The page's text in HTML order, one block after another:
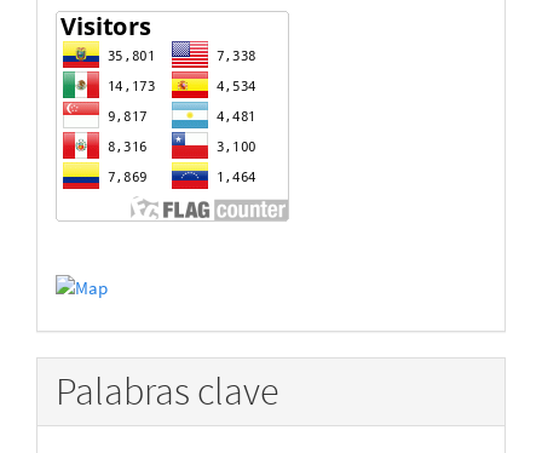
estadisticas
Palabras clave